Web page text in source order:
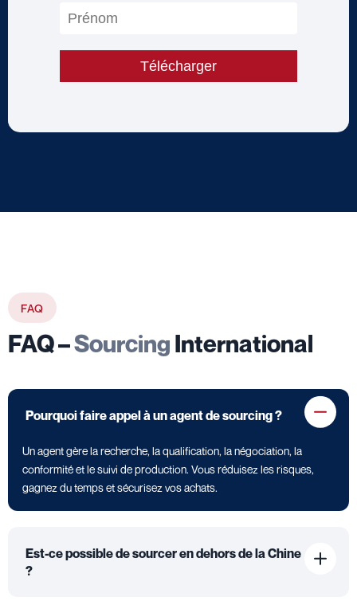
FAQ
FAQ –SourcingInternational
Pourquoi faire appel à un agent de sourcing ?
Un agent gère la recherche, la qualification, la négociation, la
conformité et le suivi de production. Vous réduisez les risques,
gagnez du temps et sécurisez vos achats.
Est-ce possible de sourcer en dehors de la Chine
?